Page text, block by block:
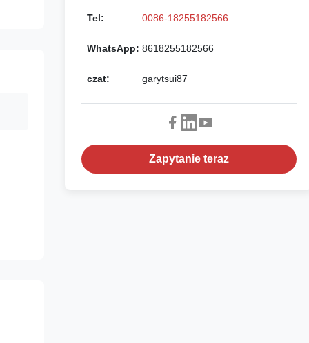
Tel: 0086-18255182566
WhatsApp: 8618255182566
czat: garytsui87
Zapytanie teraz